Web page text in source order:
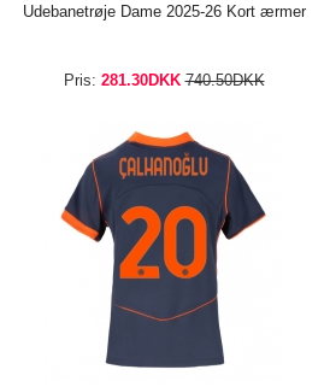
Udebanetrøje Dame 2025-26 Kort ærmer
Pris: 281.30DKK 740.50DKK